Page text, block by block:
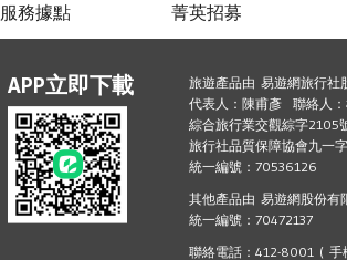
服務據點 菁英招募
APP立即下載
旅遊產品由 易遊網旅行社
代表人：陳甫彥 聯絡人
綜合旅行業交觀綜字2105
旅行社品質保障協會九一
統一編號：70536126
其他產品由 易遊網股份有
統一編號：70472137
聯絡電話：412-8001 (